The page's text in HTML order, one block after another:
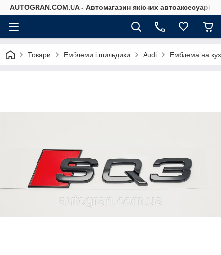
AUTOGRAN.COM.UA - Автомагазин якісних автоаксесуарів
Товари Емблеми і шильдики Audi Емблема на